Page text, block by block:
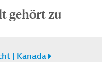
gehört zu
| Kanada